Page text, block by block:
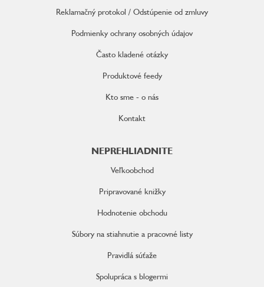
Reklamačný protokol / Odstúpenie od zmluvy
Podmienky ochrany osobných údajov
Často kladené otázky
Produktové feedy
Kto sme - o nás
Kontakt
NEPREHLIADNITE
Veľkoobchod
Pripravované knižky
Hodnotenie obchodu
Súbory na stiahnutie a pracovné listy
Pravidlá súťaže
Spolupráca s blogermi